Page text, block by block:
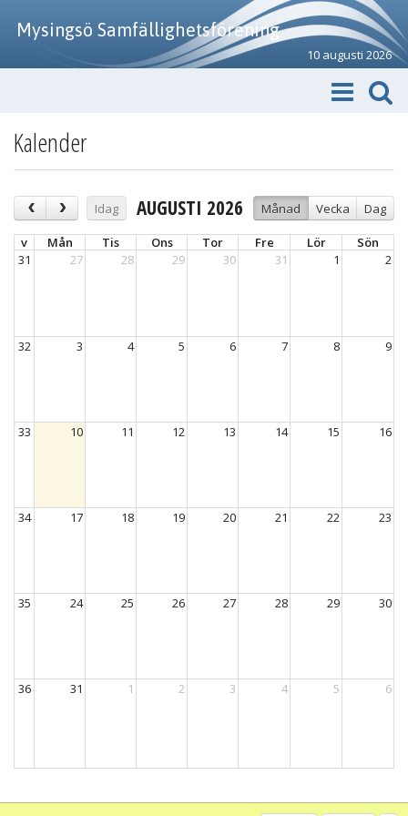
Mysingsö Samfällighetsförening
10 augusti 2026
Kalender
Idag Månad Vecka Dag
AUGUSTI 2026
v Mån Tis Ons Tor Fre Lör
Sön
31
27 28 29 30 31 1 2
32 3 4 5 6 7 8 9
33 10 11 12 13 14 15 16
34 17 18 19 20 21 22 23
35 24 25 26 27 28 29 30
36 31 1 2 3 4 5 6